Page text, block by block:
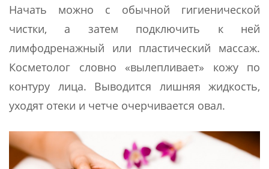
Начать можно с обычной гигиенической
чистки, а затем подключить к ней
лимфодренажный или пластический массаж.
Косметолог словно «вылепливает» кожу по
контуру лица. Выводится лишняя жидкость,
уходят отеки и четче очерчивается овал.